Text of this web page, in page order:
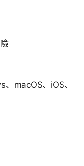
macOS、iOS、